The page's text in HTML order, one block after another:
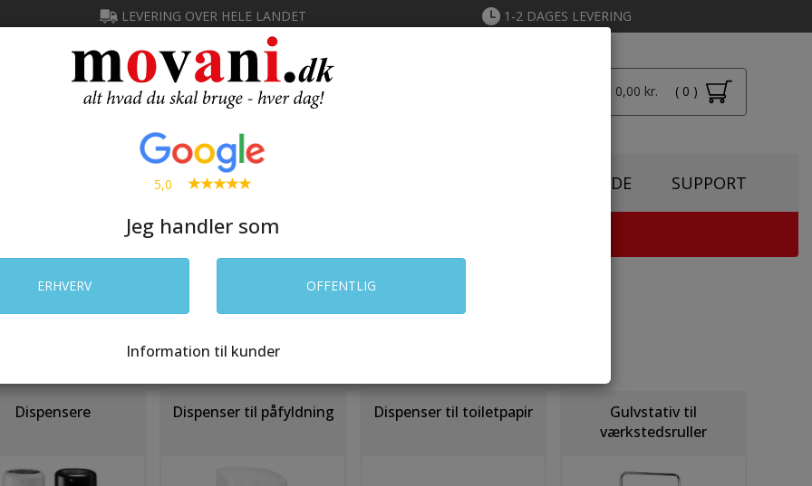
LEVERING OVER HELE LANDET 1-2 DAGES LEVERING
Total: 0,00 kr.
( 0 )
SØG TONERGUIDE SUPPORT
RENGØRING LAGER ELEKTRONIK
og stativer
Dispensere Dispenser til påfyldning Dispenser til toiletpapir
Gulvstativ til
værkstedsruller
5,0
Jeg handler som
ERHVERV OFFENTLIG
Information til kunder